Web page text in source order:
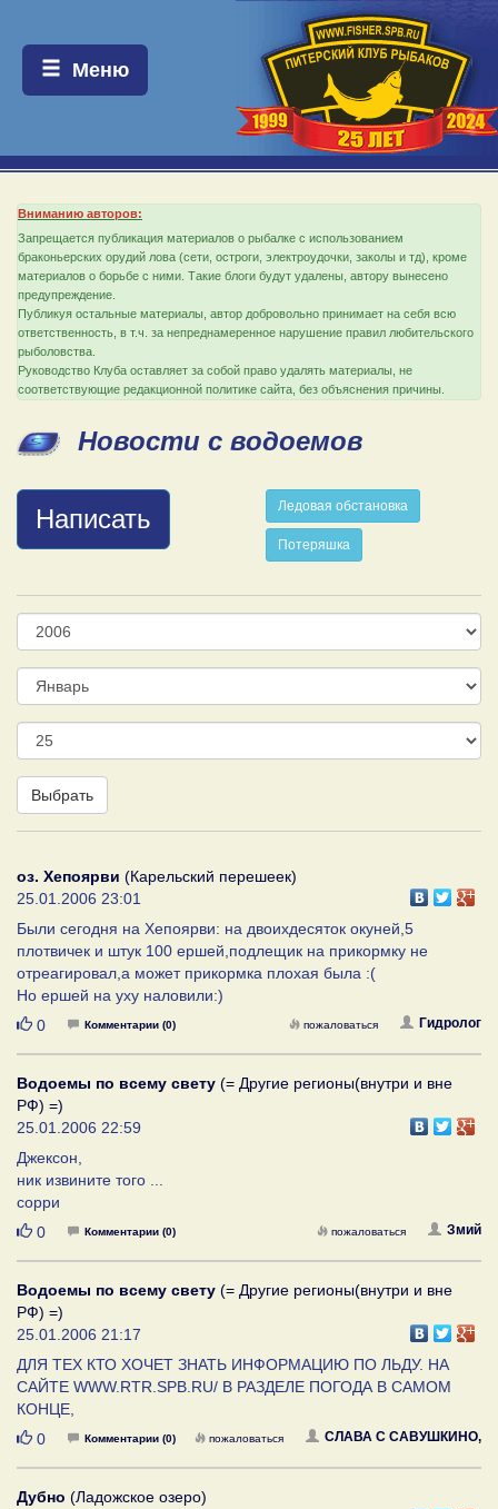
Меню:
Меню
Вниманию авторов:
Запрещается публикация материалов о рыбалке с использованием
браконьерских орудий лова (сети, остроги, электроудочки, заколы и тд), кроме
материалов о борьбе с ними. Такие блоги будут удалены, автору вынесено
предупреждение.
Публикуя остальные материалы, автор добровольно принимает на себя всю
ответственность, в т.ч. за непреднамеренное нарушение правил любительского
рыболовства.
Руководство Клуба оставляет за собой право удалять материалы, не
соответствующие редакционной политике сайта, без объяснения причины.
Новости с водоемов
Написать Ледовая обстановка
Потеряшка
Год
Месяц
День
Выбрать
оз. Хепоярви (Карельский перешеек)
25.01.2006 23:01
Были сегодня на Хепоярви: на двоихдесяток окуней,5
плотвичек и штук 100 ершей,подлещик на прикормку не
отреагировал,а может прикормка плохая была :(
Но ершей на уху наловили:)
Нравится
0 Комментарии (0) Гидролог
пожаловаться
Водоемы по всему свету (= Другие регионы(внутри и вне
РФ) =)
25.01.2006 22:59
Джексон,
ник извините того ...
сорри
Нравится
0 Комментарии (0) Змий
пожаловаться
Водоемы по всему свету (= Другие регионы(внутри и вне
РФ) =)
25.01.2006 21:17
ДЛЯ ТЕХ КТО ХОЧЕТ ЗНАТЬ ИНФОРМАЦИЮ ПО ЛЬДУ. НА
САЙТЕ WWW.RTR.SPB.RU/ В РАЗДЕЛЕ ПОГОДА В САМОМ
КОНЦЕ,
Нравится
0 Комментарии (0) СЛАВА С САВУШКИНО,
пожаловаться
Дубно (Ладожское озеро)